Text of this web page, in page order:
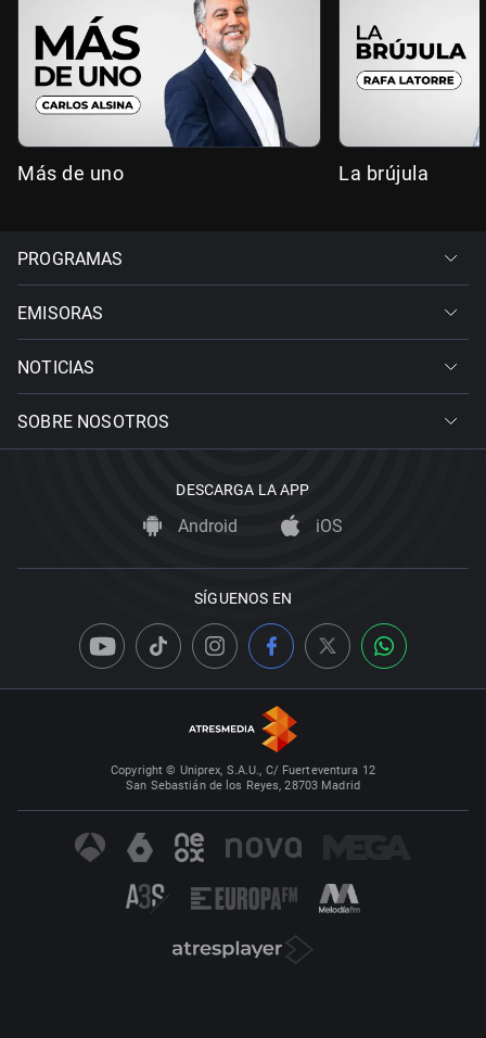
Más de uno La brújula
PROGRAMAS
EMISORAS
NOTICIAS
SOBRE NOSOTROS
DESCARGA LA APP
Android iOS
SÍGUENOS EN
Copyright © Uniprex, S.A.U., C/ Fuerteventura 12
San Sebastián de los Reyes, 28703 Madrid